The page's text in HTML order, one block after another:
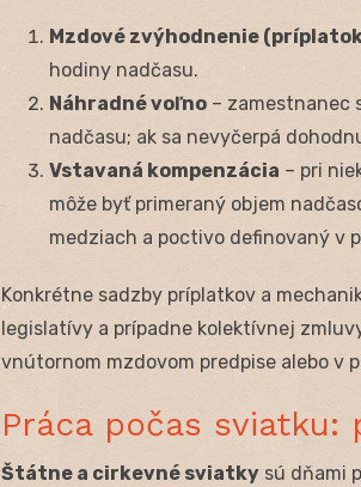
Mzdové zvýhodnenie
hodiny nadčasu.
Náhradné voľno – zamestnanec
nadčasu; ak sa nevyčerpá
Vstavaná kompenzácia – pri
môže byť primeraný objem
medziach a poctivo definovaný v
Konkrétne sadzby príplatkov a
legislatívy a prípadne kolektívnej
vnútornom mzdovom predpise alebo v
Práca počas sviatku:
Štátne a cirkevné sviatky sú dňami